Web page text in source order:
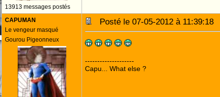
13913 messages postés
CAPUMAN
Le vengeur masqué
Gourou Pigeonneux
Posté le 07-05-2012 à
--------------------
Capu... What else ?